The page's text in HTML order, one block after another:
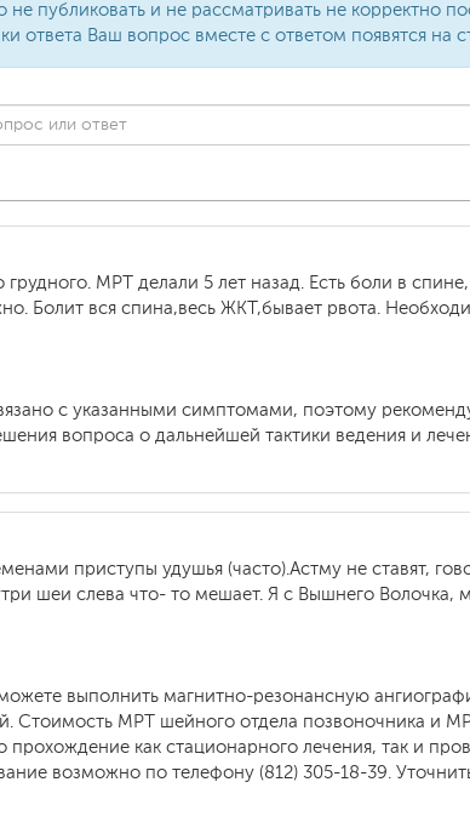
публиковать и не рассматривать не корректно
ответа Ваш вопрос вместе с ответом появятся на
грудного. МРТ делали 5 лет назад. Есть боли в
Болит вся спина,весь ЖКТ,бывает рвота.
с указанными симптомами, поэтому
вопроса о дальнейшей тактики ведения и
приступы удушья (часто).Астму не ставят,
шеи слева что- то мешает. Я с Вышнего
выполнить магнитно-резонансную
Стоимость МРТ шейного отдела позвоночника и
как стационарного лечения, так и
возможно по телефону (812) 305-18-39.